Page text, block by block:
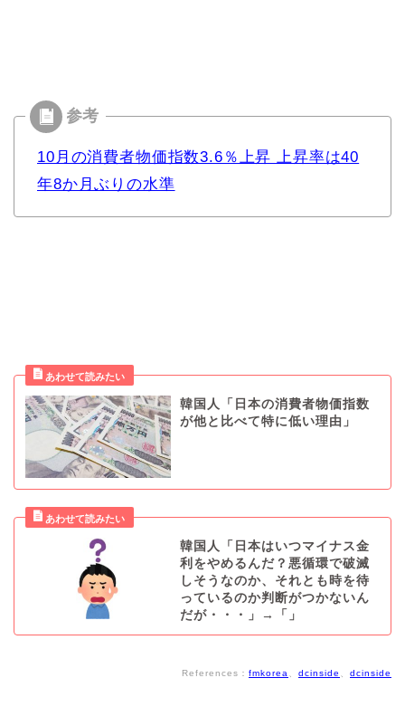
10月の消費者物価指数3.6％上昇 上昇率は40
年8か月ぶりの水準
韓国人「日本の消費者物価指数
が他と比べて特に低い理由」
韓国人「日本はいつマイナス金
利をやめるんだ？悪循環で破滅
しそうなのか、それとも時を待
っているのか判断がつかないん
だが・・・」→「」
References： fmkorea dcinside dcinside